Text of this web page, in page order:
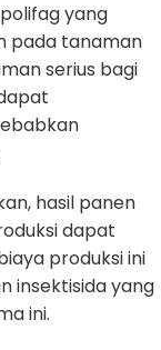
yang
pada tanaman
serius bagi
hasil panen
dapat
produksi ini
insektisida yang
ini.